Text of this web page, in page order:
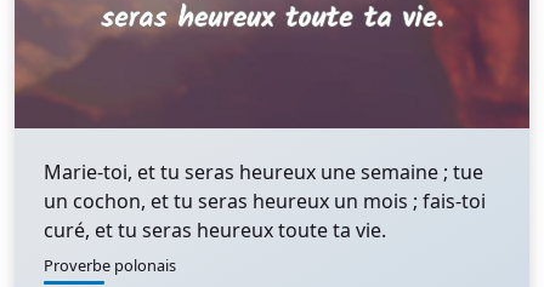
Marie-toi, et tu seras heureux une semaine ; tue
un cochon, et tu seras heureux un mois ; fais-toi
curé, et tu seras heureux toute ta vie.
Proverbe polonais